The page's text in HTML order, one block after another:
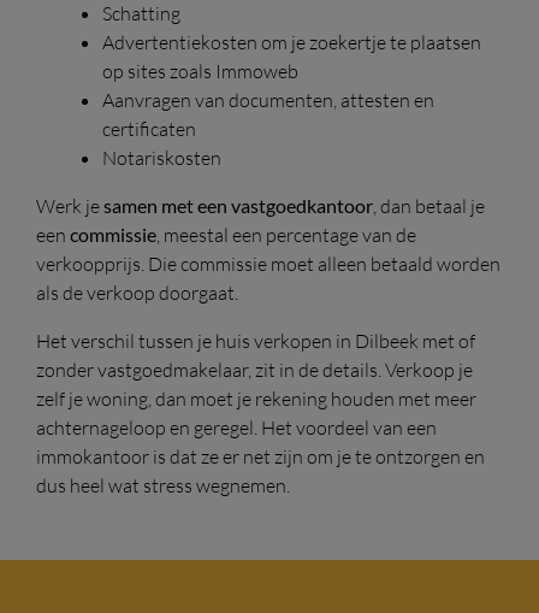
Schatting
Advertentiekosten om je zoekertje te plaatsen
op sites zoals Immoweb
Aanvragen van documenten, attesten en
certificaten
Notariskosten
Werk jesamen met een vastgoedkantoor, dan betaal je
een commissie, meestal een percentage van de
verkoopprijs. Die commissie moet alleen betaald worden
als de verkoop doorgaat.
Het verschil tussen je huis verkopen in Dilbeek met of
zonder vastgoedmakelaar, zit in de details. Verkoop je
zelf je woning, dan moet je rekening houden met meer
achternageloop en geregel. Het voordeel van een
immokantoor is dat ze er net zijn om je te ontzorgen en
dus heel wat stress wegnemen.